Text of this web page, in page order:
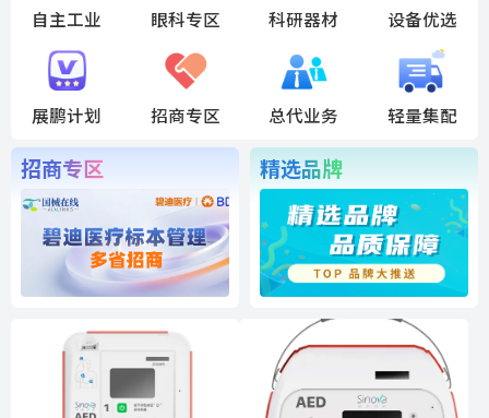
自主工业 眼科专区 科研器材 设备优选
展鹏计划 招商专区 总代业务 轻量集配
招商专区 精选品牌